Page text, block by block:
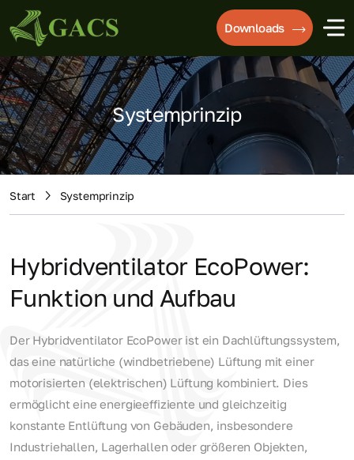
Downloads
Systemprinzip
Start Systemprinzip
Hybridventilator EcoPower:
Funktion und Aufbau
Der Hybridventilator EcoPower ist ein Dachlüftungssystem,
das eine natürliche (windbetriebene) Lüftung mit einer
motorisierten (elektrischen) Lüftung kombiniert. Dies
ermöglicht eine energieeffiziente und gleichzeitig
konstante Entlüftung von Gebäuden, insbesondere
Industriehallen, Lagerhallen oder größeren Objekten,